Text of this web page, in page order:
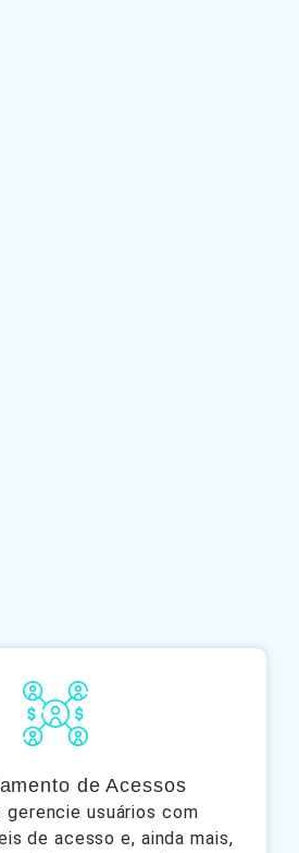
de Acessos
gerencie usuários com
de acesso e, ainda mais,